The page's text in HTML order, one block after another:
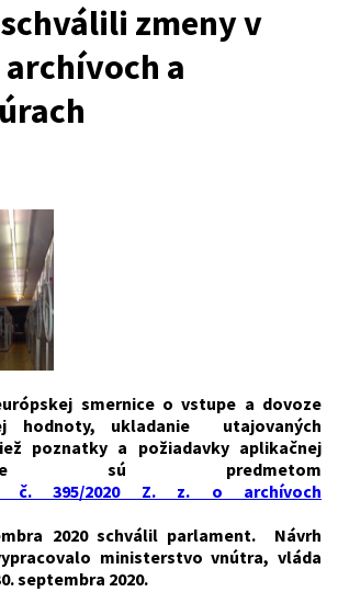
zmeny v
a
smernice o vstupe a dovoze
hodnoty, ukladanie utajovaných
poznatky a požiadavky aplikačnej
sú predmetom
č. 395/2020 Z. z. o archívoch
2020 schválil parlament. Návrh
ministerstvo vnútra, vláda
septembra 2020.